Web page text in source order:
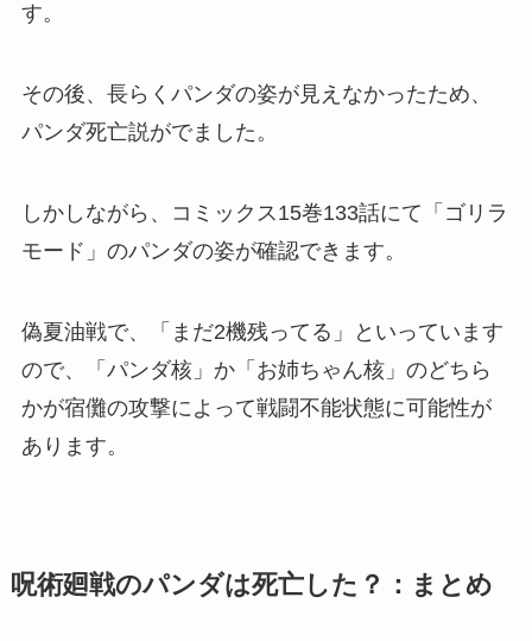
す。
その後、長らくパンダの姿が見えなかったため、
パンダ死亡説がでました。
しかしながら、コミックス15巻133話にて「ゴリラ
モード」のパンダの姿が確認できます。
偽夏油戦で、「まだ2機残ってる」といっています
ので、「パンダ核」か「お姉ちゃん核」のどちら
かが宿儺の攻撃によって戦闘不能状態に可能性が
あります。
呪術廻戦のパンダは死亡した？：まとめ